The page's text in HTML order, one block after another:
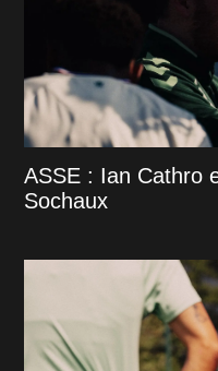
ASSE : Ian Cathro
Sochaux